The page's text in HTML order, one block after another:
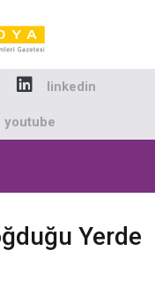
linkedin
youtube
Yerde